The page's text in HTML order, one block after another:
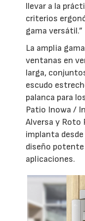
llevar a la
criterios
gama versátil.”
La amplia
ventanas en
larga,
escudo
palanca para
Patio Inowa /
Alversa y Roto
implanta
diseño
aplicaciones.